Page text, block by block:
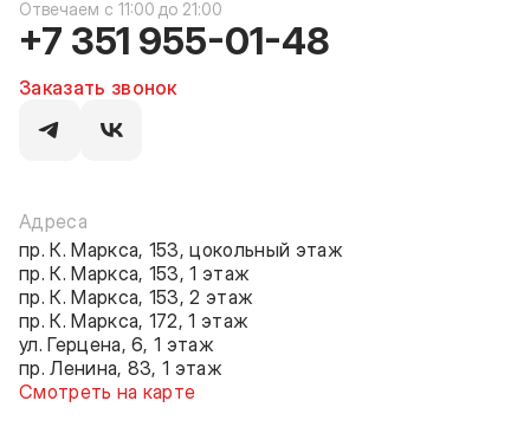
c 11:00 до 21:00
+7 351 955-01-48
Заказать звонок
Адреса
пр. К. Маркса, 153, цокольный этаж
пр. К. Маркса, 153, 1 этаж
пр. К. Маркса, 153, 2 этаж
пр. К. Маркса, 172, 1 этаж
ул. Герцена, 6, 1 этаж
пр. Ленина, 83, 1 этаж
Смотреть на карте